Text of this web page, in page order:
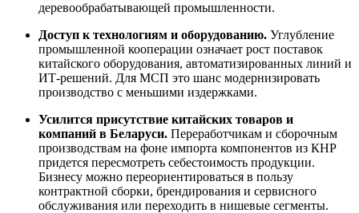
деревообрабатывающей промышленности.
Доступ к технологиям и оборудованию. Углубление
промышленной кооперации означает рост поставок
китайского оборудования, автоматизированных линий и
ИТ-решений. Для МСП это шанс модернизировать
производство с меньшими издержками.
Усилится присутствие китайских товаров и
компаний в Беларуси. Переработчикам и сборочным
производствам на фоне импорта компонентов из КНР
придется пересмотреть себестоимость продукции.
Бизнесу можно переориентироваться в пользу
контрактной сборки, брендирования и сервисного
обслуживания или переходить в нишевые сегменты.